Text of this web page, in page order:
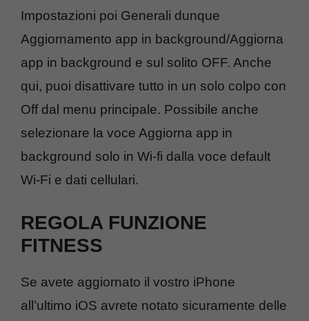
Impostazioni poi Generali dunque
Aggiornamento app in background/Aggiorna
app in background e sul solito OFF. Anche
qui, puoi disattivare tutto in un solo colpo con
Off dal menu principale. Possibile anche
selezionare la voce Aggiorna app in
background solo in Wi-fi dalla voce default
Wi-Fi e dati cellulari.
REGOLA FUNZIONE
FITNESS
Se avete aggiornato il vostro iPhone
all’ultimo iOS avrete notato sicuramente delle